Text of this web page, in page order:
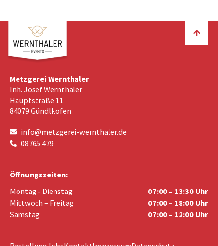
Metzgerei Wernthaler
Inh. Josef Wernthaler
Hauptstraße 11
84079 Gündlkofen
info@metzgerei-wernthaler.de
08765 479
Öffnungszeiten:
Montag - Dienstag
07:00 – 13:30 Uhr
Mittwoch – Freitag
07:00 – 18:00 Uhr
Samstag
07:00 – 12:00 Uhr